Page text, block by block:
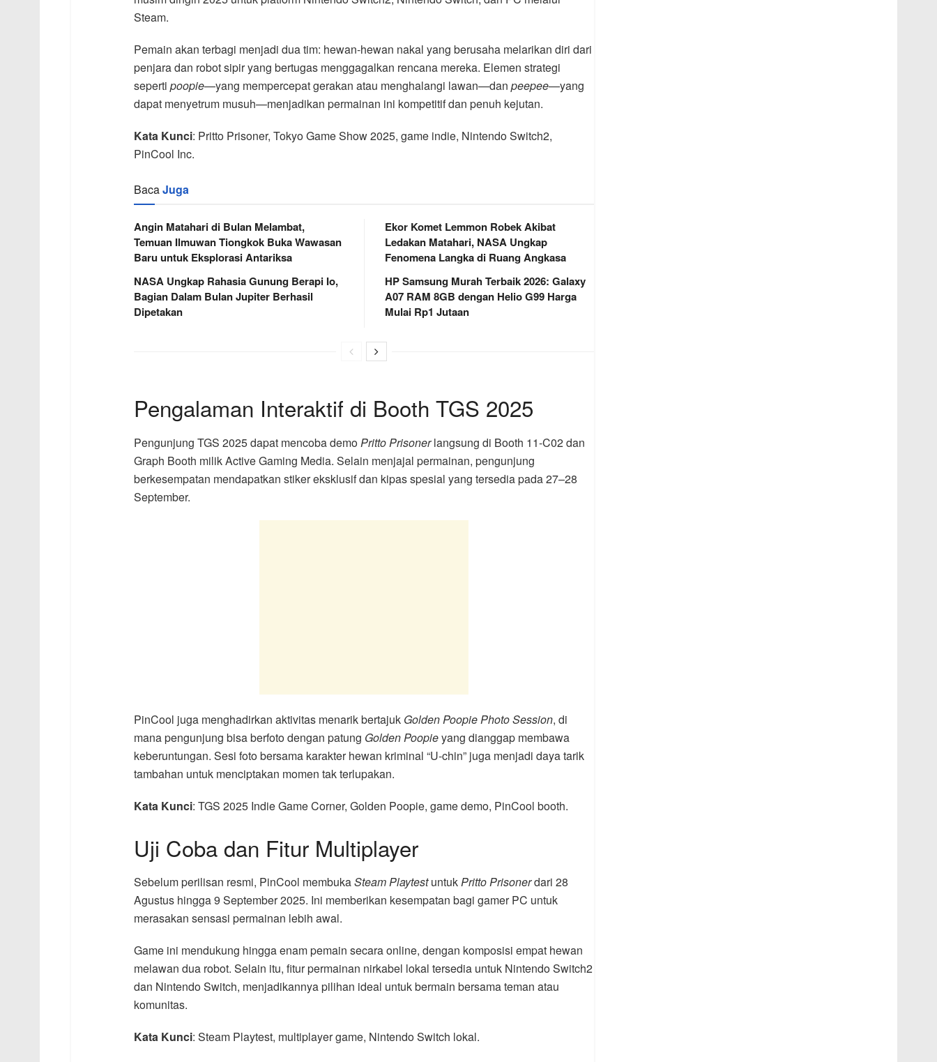
Steam.
Pemain akan terbagi menjadi dua tim: hewan-hewan nakal yang berusaha melarikan diri dari
penjara dan robot sipir yang bertugas menggagalkan rencana mereka. Elemen strategi
seperti poopie—yang mempercepat gerakan atau menghalangi lawan—dan peepee—yang
dapat menyetrum musuh—menjadikan permainan ini kompetitif dan penuh kejutan.
Kata Kunci: Pritto Prisoner, Tokyo Game Show 2025, game indie, Nintendo Switch2,
PinCool Inc.
BacaJuga
Angin Matahari di Bulan Melambat,
Temuan Ilmuwan Tiongkok Buka Wawasan
Baru untuk Eksplorasi Antariksa
NASA Ungkap Rahasia Gunung Berapi Io,
Bagian Dalam Bulan Jupiter Berhasil
Dipetakan
Ekor Komet Lemmon Robek Akibat
Ledakan Matahari, NASA Ungkap
Fenomena Langka di Ruang Angkasa
HP Samsung Murah Terbaik 2026: Galaxy
A07 RAM 8GB dengan Helio G99 Harga
Mulai Rp1 Jutaan
Pengalaman Interaktif di Booth TGS 2025
Pengunjung TGS 2025 dapat mencoba demoPritto Prisonerlangsung di Booth 11-C02 dan
Graph Booth milik Active Gaming Media. Selain menjajal permainan, pengunjung
berkesempatan mendapatkan stiker eksklusif dan kipas spesial yang tersedia pada 27–28
September.
PinCool juga menghadirkan aktivitas menarik bertajuk Golden Poopie Photo Session, di
mana pengunjung bisa berfoto dengan patung Golden Poopieyang dianggap membawa
keberuntungan. Sesi foto bersama karakter hewan kriminal “U-chin” juga menjadi daya tarik
tambahan untuk menciptakan momen tak terlupakan.
Kata Kunci: TGS 2025 Indie Game Corner, Golden Poopie, game demo, PinCool booth.
Uji Coba dan Fitur Multiplayer
Sebelum perilisan resmi, PinCool membukaSteam PlaytestuntukPritto Prisonerdari 28
Agustus hingga 9 September 2025. Ini memberikan kesempatan bagi gamer PC untuk
merasakan sensasi permainan lebih awal.
Game ini mendukung hingga enam pemain secara online, dengan komposisi empat hewan
melawan dua robot. Selain itu, fitur permainan nirkabel lokal tersedia untuk Nintendo Switch2
dan Nintendo Switch, menjadikannya pilihan ideal untuk bermain bersama teman atau
komunitas.
Kata Kunci: Steam Playtest, multiplayer game, Nintendo Switch lokal.